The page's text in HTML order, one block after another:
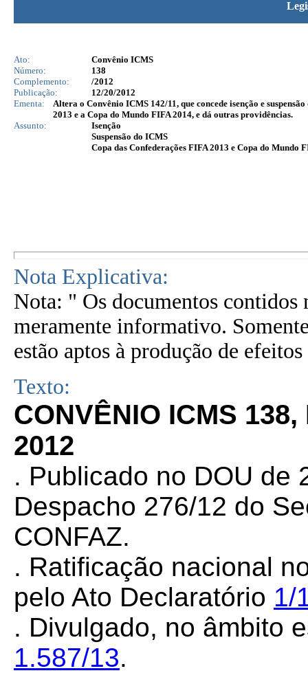
Ato:
Convênio ICMS
Número:
138
Complemento:
/2012
Publicação:
12/20/2012
Ementa:
Altera o Convênio ICMS 142/11, que concede isenção e
2013 e a Copa do Mundo FIFA 2014, e dá outras providências.
Assunto:
Isenção
Suspensão do ICMS
Copa das Confederações FIFA 2013 e Copa do Mundo
Nota Explicativa:
Nota: " Os documentos contidos
meramente informativo.
estão aptos à produção de
Texto:
CONVÊNIO ICMS
2012
. Publicado no DOU de
Despacho 276/12 do
CONFAZ.
. Ratificação nacional
pelo Ato Declaratório 1/
. Divulgado, no âmbito
1.587/13.